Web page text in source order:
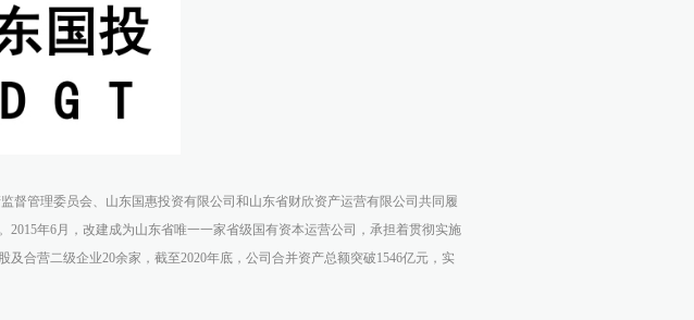
督管理委员会、山东国惠投资有限公司和山东省财欣资产运营有限公司共同履
年6月，改建成为山东省唯一一家省级国有资本运营公司，承担着贯彻实施
合营二级企业20余家，截至2020年底，公司合并资产总额突破1546亿元，实